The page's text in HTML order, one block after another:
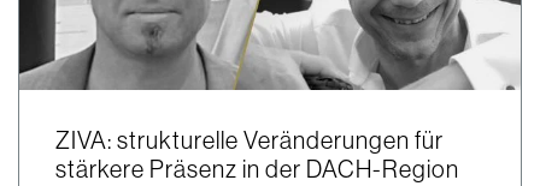
ZIVA: strukturelle Veränderungen für
stärkere Präsenz in der DACH-Region